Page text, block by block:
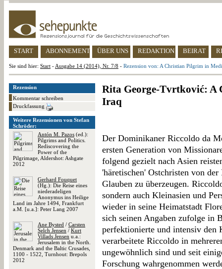
START ABONNEMENT ÜBER UNS REDAKTION BEIRAT
Sie sind hier: Start - Ausgabe 14 (2014), Nr. 7/8 - Rezension von: A Christian Pilgrim in
Rezension
Kommentar schreiben
Druckfassung
Weitere Rezensionen von Stefan
Schröder:
Antón M. Pazos (ed.):
Pilgrims and Politics.
Rediscovering the
Power of the
Pilgrimage, Aldershot: Ashgate
2012
Gerhard Fouquet
(Hg.): Die Reise eines
niederadeligen
Anonymus ins Heilige
Land im Jahre 1494, Frankfurt
a.M. [u.a.]: Peter Lang 2007
Ane Bysted / Carsten
Selch Jensen / Kurt
Villads Jensen u.a.:
Jerusalem in the North.
Denmark and the Baltic Crusades,
1100 - 1522, Turnhout: Brepols
2012
Rita George-Tvrtković:
Iraq
Der Dominikaner Riccoldo da
ersten Generation von
folgend gezielt nach Asien
'häretischen' Ostchristen von
Glauben zu überzeugen.
sondern auch Kleinasien und
wieder in seine Heimatstadt
sich seinen Angaben zufolge in
perfektionierte und intensiv den
verarbeitete Riccoldo in
ungewöhnlich sind und seit
Forschung wahrgenommen